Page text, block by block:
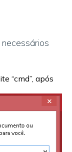
“cmd”, após